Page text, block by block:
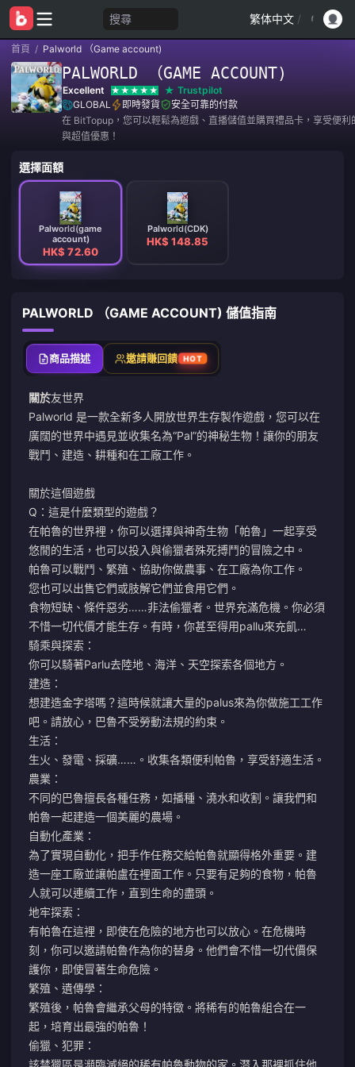
搜尋 繁体中文 /
首頁 / Palworld （Game account)
PALWORLD （GAME ACCOUNT)
Excellent
Trustpilot
GLOBAL
即時發貨
安全可靠的付款
在 BitTopup，您可以輕鬆為遊戲、直播儲值並購買禮品卡，享受便利
與超值優惠！
選擇面額
Palworld(game
account)
HK$ 72.60
Palworld(CDK)
HK$ 148.85
PALWORLD （GAME ACCOUNT) 儲值指南
商品描述 邀請賺回饋 HOT
關於友世界
Palworld 是一款全新多人開放世界生存製作遊戲，您可以在
廣闊的世界中遇見並收集名為“Pal”的神秘生物！讓你的朋友
戰鬥、建造、耕種和在工廠工作。
關於這個遊戲
Q：這是什麼類型的遊戲？
在帕魯的世界裡，你可以選擇與神奇生物「帕魯」一起享受
悠閒的生活，也可以投入與偷獵者殊死搏鬥的冒險之中。
帕魯可以戰鬥、繁殖、協助你做農事、在工廠為你工作。
您也可以出售它們或肢解它們並食用它們。
食物短缺、條件惡劣……非法偷獵者。世界充滿危機。你必須
不惜一切代價才能生存。有時，你甚至得用pallu來充飢…
騎乘與探索：
你可以騎著Parlu去陸地、海洋、天空探索各個地方。
建造：
想建造金字塔嗎？這時候就讓大量的palus來為你做施工工作
吧。請放心，巴魯不受勞動法規的約束。
生活：
生火、發電、採礦……。收集各類便利帕魯，享受舒適生活。
農業：
不同的巴魯擅長各種任務，如播種、澆水和收割。讓我們和
帕魯一起建造一個美麗的農場。
自動化產業：
為了實現自動化，把手作任務交給帕魯就顯得格外重要。建
造一座工廠並讓帕盧在裡面工作。只要有足夠的食物，帕魯
人就可以連續工作，直到生命的盡頭。
地牢探索：
有帕魯在這裡，即使在危險的地方也可以放心。在危機時
刻，你可以邀請帕魯作為你的替身。他們會不惜一切代價保
護你，即使冒著生命危險。
繁殖、遺傳學：
繁殖後，帕魯會繼承父母的特徵。將稀有的帕魯組合在一
起，培育出最強的帕魯！
偷獵、犯罪：
該禁獵區是瀕臨滅絕的稀有帕魯動物的家。潛入那裡抓住他